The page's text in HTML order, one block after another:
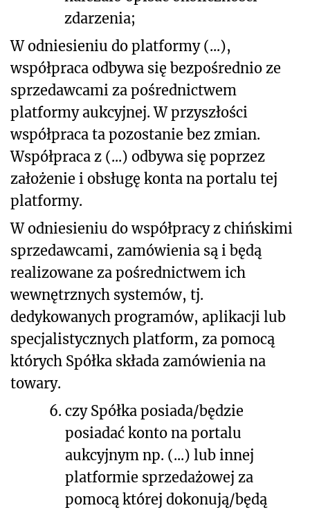
zdarzenia;
W odniesieniu do platformy (...),
współpraca odbywa się bezpośrednio ze
sprzedawcami za pośrednictwem
platformy aukcyjnej. W przyszłości
współpraca ta pozostanie bez zmian.
Współpraca z (...) odbywa się poprzez
założenie i obsługę konta na portalu tej
platformy.
W odniesieniu do współpracy z chińskimi
sprzedawcami, zamówienia są i będą
realizowane za pośrednictwem ich
wewnętrznych systemów, tj.
dedykowanych programów, aplikacji lub
specjalistycznych platform, za pomocą
których Spółka składa zamówienia na
towary.
6. czy Spółka posiada/będzie
posiadać konto na portalu
aukcyjnym np. (...) lub innej
platformie sprzedażowej za
pomocą której dokonują/będą